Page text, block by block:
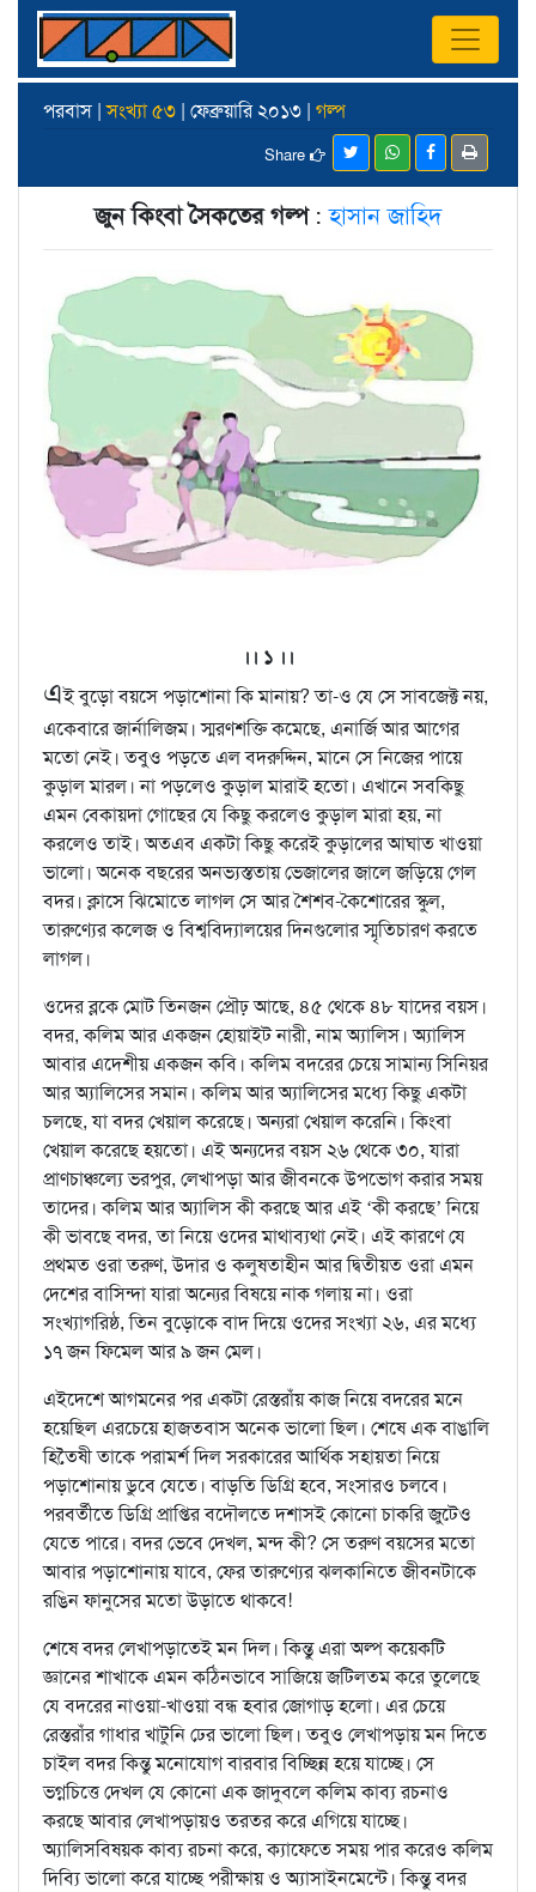
পরবাস |সংখ্যা ৫৩ | ফেব্রুয়ারি ২০১৩ | গল্প
Share
জুন কিংবা সৈকতের গল্প:হাসান জাহিদ
।। ১ ।।
এই বুড়ো বয়সে পড়াশোনা কি মানায়? তা-ও যে সে সাবজেক্ট নয়,
একেবারে জার্নালিজম। স্মরণশক্তি কমেছে, এনার্জি আর আগের
মতো নেই। তবুও পড়তে এল বদরুদ্দিন, মানে সে নিজের পায়ে
কুড়াল মারল। না পড়লেও কুড়াল মারাই হতো। এখানে সবকিছু
এমন বেকায়দা গোছের যে কিছু করলেও কুড়াল মারা হয়, না
করলেও তাই। অতএব একটা কিছু করেই কুড়ালের আঘাত খাওয়া
ভালো। অনেক বছরের অনভ্যস্ততায় ভেজালের জালে জড়িয়ে গেল
বদর। ক্লাসে ঝিমোতে লাগল সে আর শৈশব-কৈশোরের স্কুল,
তারুণ্যের কলেজ ও বিশ্ববিদ্যালয়ের দিনগুলোর স্মৃতিচারণ করতে
লাগল।
ওদের ব্লকে মোট তিনজন প্রৌঢ় আছে, ৪৫ থেকে ৪৮ যাদের বয়স।
বদর, কলিম আর একজন হোয়াইট নারী, নাম অ্যালিস। অ্যালিস
আবার এদেশীয় একজন কবি। কলিম বদরের চেয়ে সামান্য সিনিয়র
আর অ্যালিসের সমান। কলিম আর অ্যালিসের মধ্যে কিছু একটা
চলছে, যা বদর খেয়াল করেছে। অন্যরা খেয়াল করেনি। কিংবা
খেয়াল করেছে হয়তো। এই অন্যদের বয়স ২৬ থেকে ৩০, যারা
প্রাণচাঞ্চল্যে ভরপুর, লেখাপড়া আর জীবনকে উপভোগ করার সময়
তাদের। কলিম আর অ্যালিস কী করছে আর এই ‘কী করছে’ নিয়ে
কী ভাবছে বদর, তা নিয়ে ওদের মাথাব্যথা নেই। এই কারণে যে
প্রথমত ওরা তরুণ, উদার ও কলুষতাহীন আর দ্বিতীয়ত ওরা এমন
দেশের বাসিন্দা যারা অন্যের বিষয়ে নাক গলায় না। ওরা
সংখ্যাগরিষ্ঠ, তিন বুড়োকে বাদ দিয়ে ওদের সংখ্যা ২৬, এর মধ্যে
১৭ জন ফিমেল আর ৯ জন মেল।
এইদেশে আগমনের পর একটা রেস্তরাঁয় কাজ নিয়ে বদরের মনে
হয়েছিল এরচেয়ে হাজতবাস অনেক ভালো ছিল। শেষে এক বাঙালি
হিতৈষী তাকে পরামর্শ দিল সরকারের আর্থিক সহায়তা নিয়ে
পড়াশোনায় ডুবে যেতে। বাড়তি ডিগ্রি হবে, সংসারও চলবে।
পরবর্তীতে ডিগ্রি প্রাপ্তির বদৌলতে দশাসই কোনো চাকরি জুটেও
যেতে পারে। বদর ভেবে দেখল, মন্দ কী? সে তরুণ বয়সের মতো
আবার পড়াশোনায় যাবে, ফের তারুণ্যের ঝলকানিতে জীবনটাকে
রঙিন ফানুসের মতো উড়াতে থাকবে!
শেষে বদর লেখাপড়াতেই মন দিল। কিন্তু এরা অল্প কয়েকটি
জ্ঞানের শাখাকে এমন কঠিনভাবে সাজিয়ে জটিলতম করে তুলেছে
যে বদরের নাওয়া-খাওয়া বন্ধ হবার জোগাড় হলো। এর চেয়ে
রেস্তরাঁর গাধার খাটুনি ঢের ভালো ছিল। তবুও লেখাপড়ায় মন দিতে
চাইল বদর কিন্তু মনোযোগ বারবার বিচ্ছিন্ন হয়ে যাচ্ছে। সে
ভগ্নচিত্তে দেখল যে কোনো এক জাদুবলে কলিম কাব্য রচনাও
করছে আবার লেখাপড়ায়ও তরতর করে এগিয়ে যাচ্ছে।
অ্যালিসবিষয়ক কাব্য রচনা করে, ক্যাফেতে সময় পার করেও কলিম
দিব্যি ভালো করে যাচ্ছে পরীক্ষায় ও অ্যাসাইনমেন্টে। কিন্তু বদর